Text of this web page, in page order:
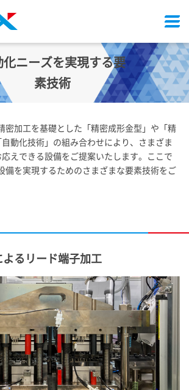
ニ
ュ
ー
化ニーズを実現する要
素技術
密加工を基礎とした「精密成形金型」や「精
動化技術」の組み合わせにより、さまざま
えできる設備をご提案いたします。ここで
備を実現するためのさまざまな要素技術をご
るリード端子加工